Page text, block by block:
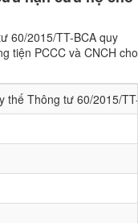
60/2015/TT-BCA quy
tiện PCCC và CNCH cho
thế Thông tư 60/2015/